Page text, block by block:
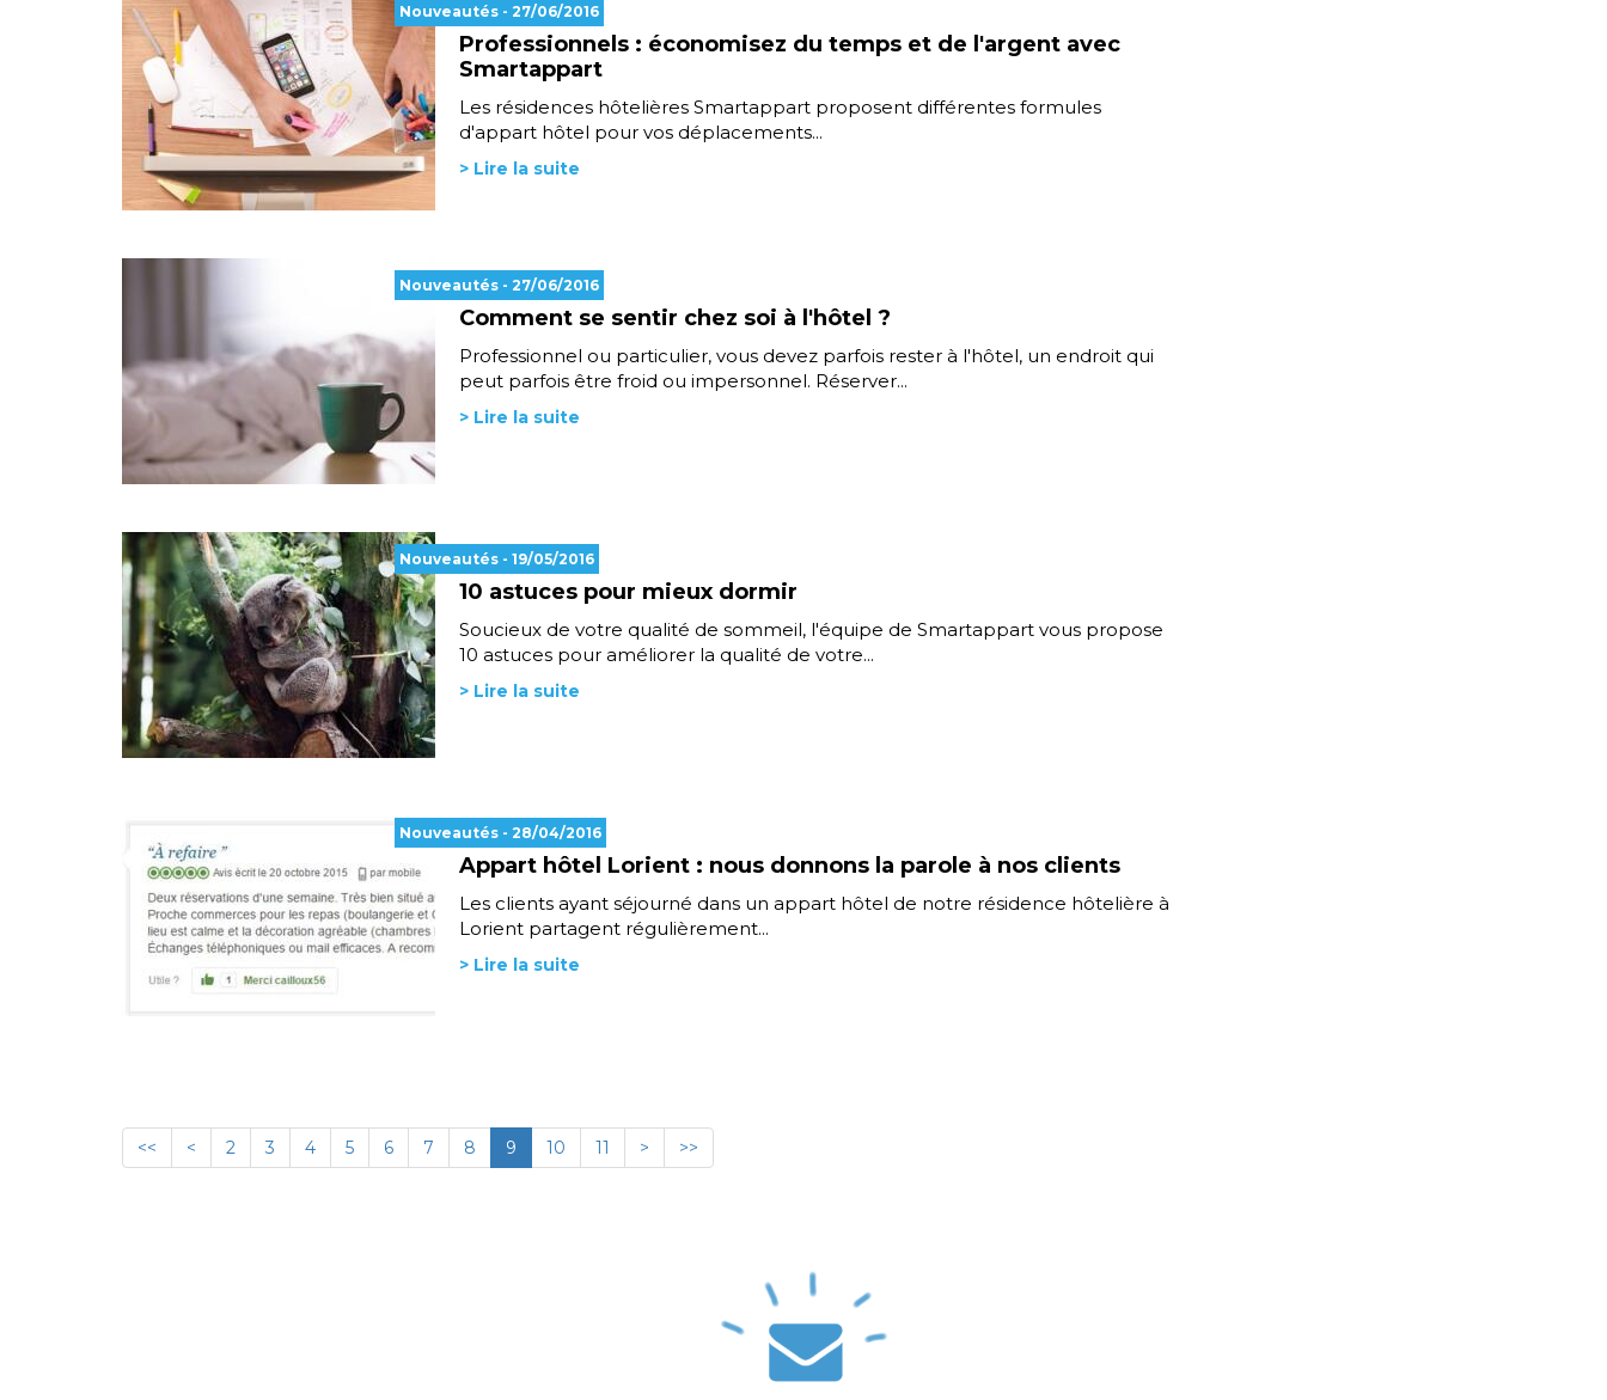
Nouveautés - 27/06/2016
Professionnels : économisez du temps et de l'argent avec
Smartappart
Les résidences hôtelières Smartappart proposent différentes formules
d'appart hôtel pour vos déplacements...
> Lire la suite
Nouveautés - 27/06/2016
Comment se sentir chez soi à l'hôtel ?
Professionnel ou particulier, vous devez parfois rester à l'hôtel, un endroit qui
peut parfois être froid ou impersonnel. Réserver...
> Lire la suite
Nouveautés - 19/05/2016
10 astuces pour mieux dormir
Soucieux de votre qualité de sommeil, l'équipe de Smartappart vous propose
10 astuces pour améliorer la qualité de votre...
> Lire la suite
Nouveautés - 28/04/2016
Appart hôtel Lorient : nous donnons la parole à nos clients
Les clients ayant séjourné dans un appart hôtel de notre résidence hôtelière à
Lorient partagent régulièrement...
> Lire la suite
<< < 2 3 4 5 6 7 8 9 10 11 > >>